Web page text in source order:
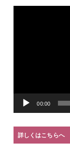
00:00
詳しくはこちらへ